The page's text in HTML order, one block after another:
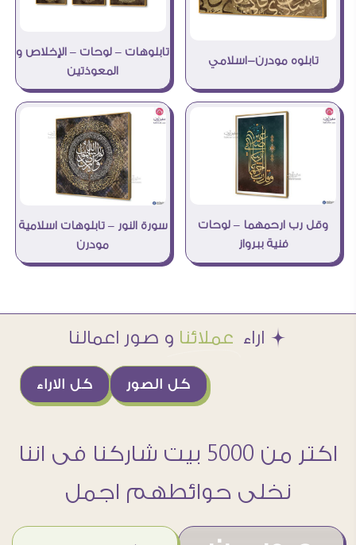
تابلوه مودرن-اسلامي
تابلوهات – لوحات – الإخلاص و
المعوذتين
وقل رب ارحمهما – لوحات
فنية ببرواز
سورة النور – تابلوهات اسلامية
مودرن
Æ اراء عملائنا و صور اعمالنا
كل الاراء كل الصور
اكتر من 5000 بيت شاركنا فى اننا
نخلى حوائطهم اجمل